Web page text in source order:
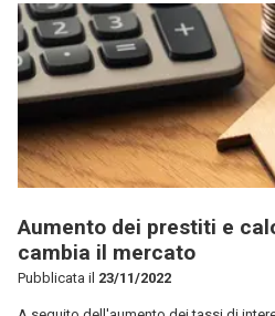
Aumento dei prestiti e
cambia il mercato
Pubblicata il 23/11/2022